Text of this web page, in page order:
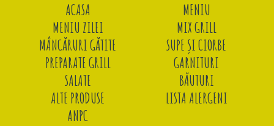
ACASA
MENIU
MENIU ZILEI
MIX GRILL
MÂNCĂRURI GĂTITE
SUPE ȘI CIORBE
PREPARATE GRILL
GARNITURI
SALATE
BĂUTURI
ALTE PRODUSE
LISTA ALERGENI
ANPC